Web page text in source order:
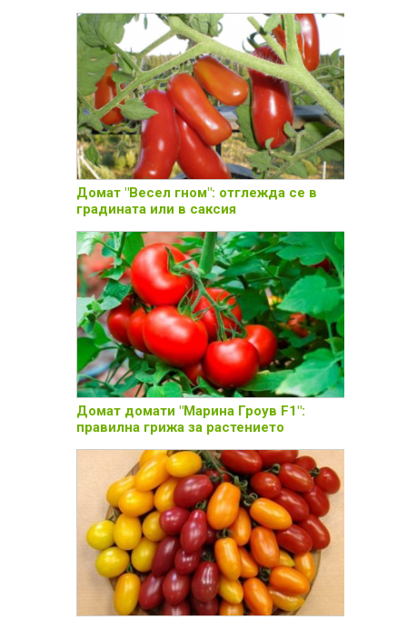
Домат "Весел гном": отглежда се в
градината или в саксия
Домат домати "Марина Гроув F1":
правилна грижа за растението